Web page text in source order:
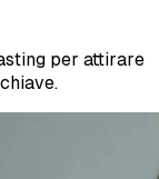
per attirare